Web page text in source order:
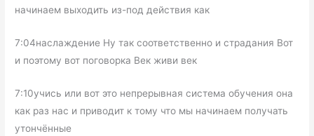
начинаем выходить из-под действия как
7:04наслаждение Ну так соответственно и страдания Вот
и поэтому вот поговорка Век живи век
7:10учись или вот это непрерывная система обучения она
как раз нас и приводит к тому что мы начинаем получать
утончённые